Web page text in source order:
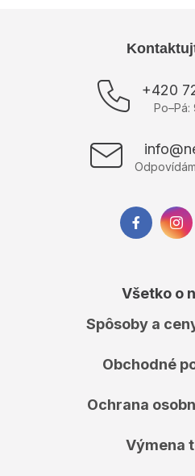
e
r
v
k
v
ý
p
s
u
i
e
+420
Po–Pá:
Všetko o
Spôsoby a
Obchodné
Ochrana
Výmena